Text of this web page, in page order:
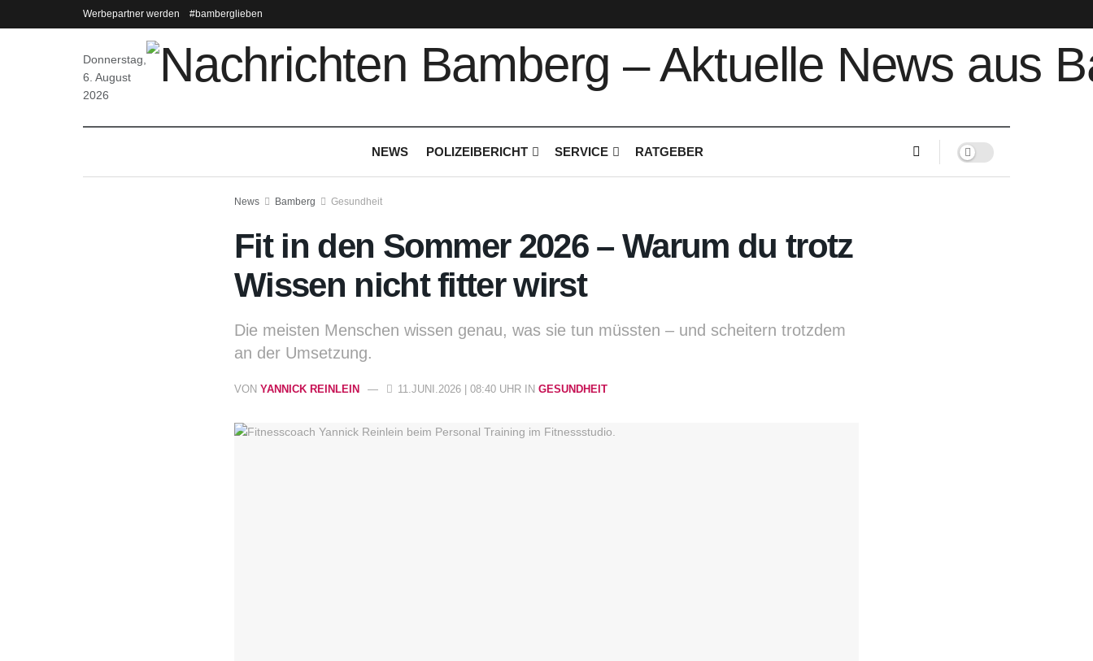
Werbepartner werden #bamberglieben
Donnerstag,
6. August
2026
NEWS POLIZEIBERICHT SERVICE RATGEBER
News Bamberg Gesundheit
Fit in den Sommer 2026 – Warum du trotz
Wissen nicht fitter wirst
Die meisten Menschen wissen genau, was sie tun müssten – und scheitern trotzdem
an der Umsetzung.
VON YANNICK REINLEIN 11.JUNI.2026 | 08:40 UHR IN GESUNDHEIT